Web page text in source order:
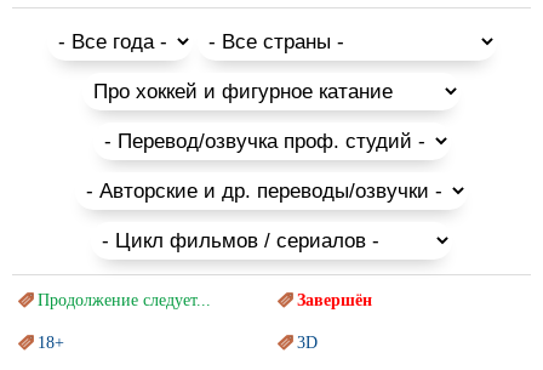
Продолжение следует... Завершён
18+ 3D